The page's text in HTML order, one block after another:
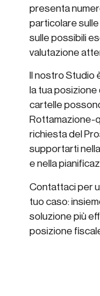
presenta
particolare
sulle possibili
valutazione
Il nostro
la tua
cartelle
Rottamazione-
richiesta del
supportarti
e nella
Contattaci per
tuo caso:
soluzione più
posizione